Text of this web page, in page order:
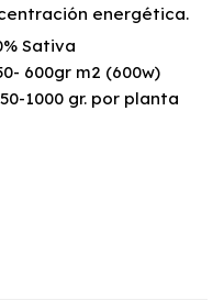
energética.
Sativa
600gr m2 (600w)
1000 gr. por planta